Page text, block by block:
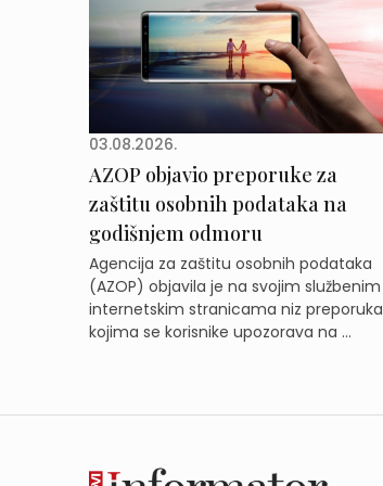
03.08.2026.
AZOP objavio preporuke za
zaštitu osobnih podataka na
godišnjem odmoru
Agencija za zaštitu osobnih podataka
(AZOP) objavila je na svojim službenim
internetskim stranicama niz preporuka
kojima se korisnike upozorava na ...